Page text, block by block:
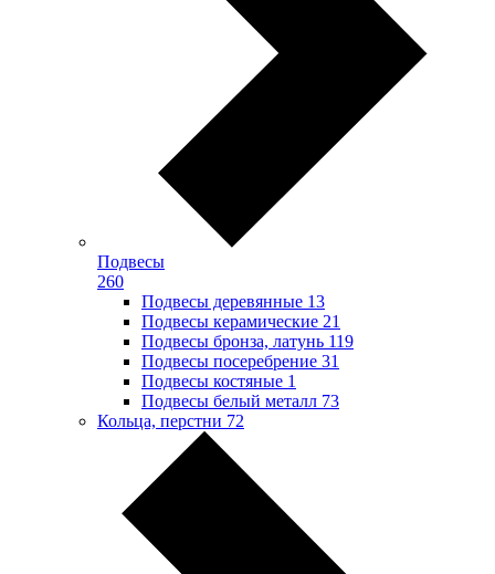
Подвесы
260
Подвесы деревянные 13
Подвесы керамические 21
Подвесы бронза, латунь 119
Подвесы посеребрение 31
Подвесы костяные 1
Подвесы белый металл 73
Кольца, перстни 72